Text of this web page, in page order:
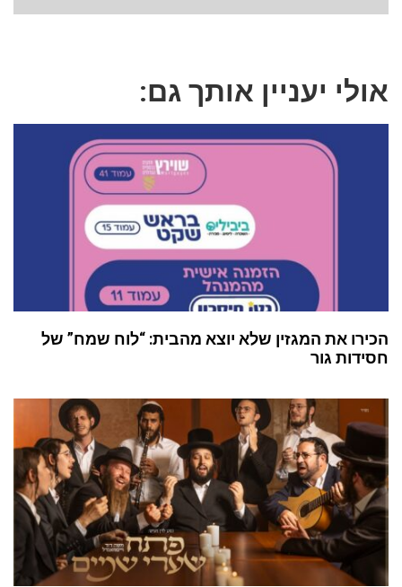
אולי יעניין אותך גם:
הכירו את המגזין שלא יוצא מהבית: “לוח שמח” של
חסידות גור